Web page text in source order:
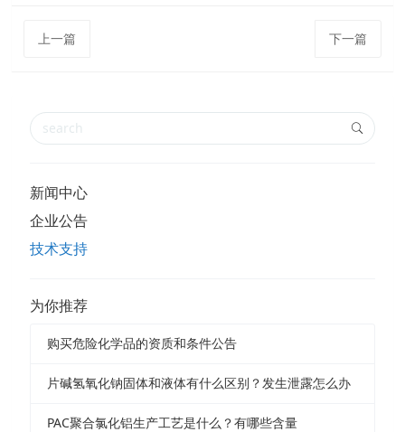
上一篇 下一篇
新闻中心
企业公告
技术支持
为你推荐
购买危险化学品的资质和条件公告
片碱氢氧化钠固体和液体有什么区别？发生泄露怎么办
PAC聚合氯化铝生产工艺是什么？有哪些含量